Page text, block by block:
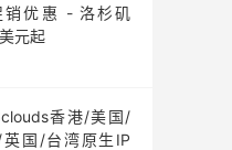
销优惠 - 洛杉矶
元起
香港/美国/
国/台湾原生IP